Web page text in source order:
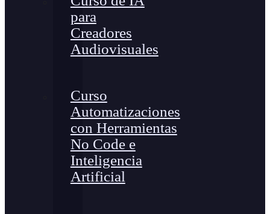
para
Creadores
Audiovisuales
Curso
Automatizaciones
con Herramientas
No Code e
Inteligencia
Artificial